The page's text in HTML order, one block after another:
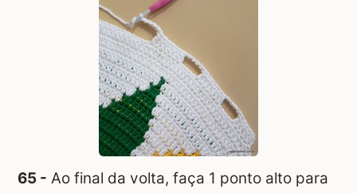
65 - Ao final da volta, faça 1 ponto alto para